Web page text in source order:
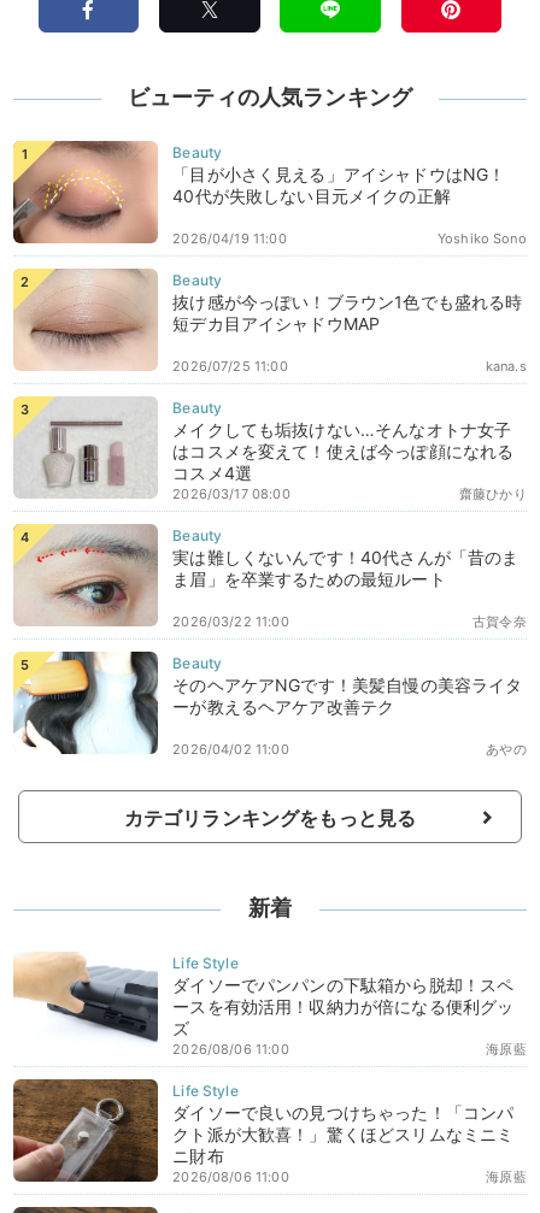
ビューティの人気ランキング
「目が小さく見える」アイシャドウはNG！
40代が失敗しない目元メイクの正解
Yoshiko Sono
2026/04/19 11:00
抜け感が今っぽい！ブラウン1色でも盛れる時
短デカ目アイシャドウMAP
kana.s
2026/07/25 11:00
メイクしても垢抜けない…そんなオトナ女子
はコスメを変えて！使えば今っぽ顔になれる
コスメ4選
齋藤ひかり
2026/03/17 08:00
実は難しくないんです！40代さんが「昔のま
ま眉」を卒業するための最短ルート
古賀令奈
2026/03/22 11:00
そのヘアケアNGです！美髪自慢の美容ライタ
ーが教えるヘアケア改善テク
あやの
2026/04/02 11:00
カテゴリランキングをもっと見る
新着
ダイソーでパンパンの下駄箱から脱却！スペ
ースを有効活用！収納力が倍になる便利グッ
ズ
海原藍
2026/08/06 11:00
ダイソーで良いの見つけちゃった！「コンパ
クト派が大歓喜！」驚くほどスリムなミニミ
ニ財布
海原藍
2026/08/06 11:00